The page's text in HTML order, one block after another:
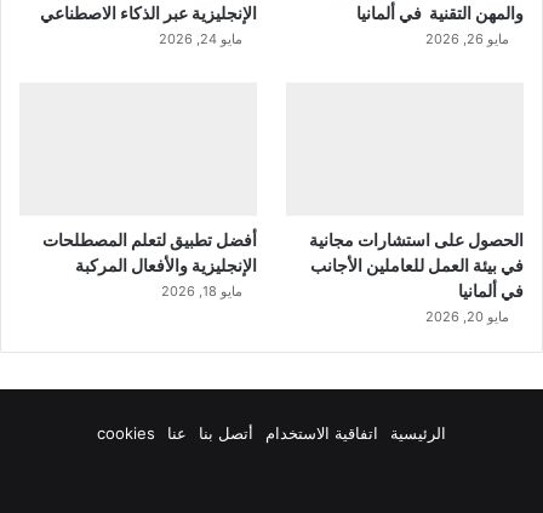
والمهن التقنية في ألمانيا
مايو 26, 2026
الإنجليزية عبر الذكاء الاصطناعي
مايو 24, 2026
الحصول على استشارات مجانية
في بيئة العمل للعاملين الأجانب
في ألمانيا
مايو 20, 2026
أفضل تطبيق لتعلم المصطلحات
الإنجليزية والأفعال المركبة
مايو 18, 2026
الرئيسية اتفاقية الاستخدام أتصل بنا عنا cookies